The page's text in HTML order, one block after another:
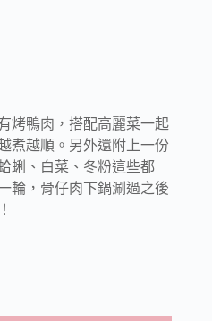
烤鴨肉，搭配高麗菜一起
煮越順。另外還附上一份
蜊、白菜、冬粉這些都
輪，骨仔肉下鍋涮過之後